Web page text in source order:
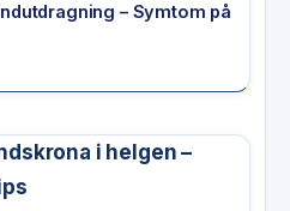
– Symtom på